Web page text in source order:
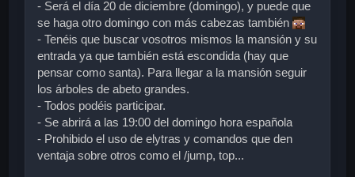
- Será el día 20 de diciembre (domingo), y puede que
se haga otro domingo con más cabezas también
- Tenéis que buscar vosotros mismos la mansión y su
entrada ya que también está escondida (hay que
pensar como santa). Para llegar a la mansión seguir
los árboles de abeto grandes.
- Todos podéis participar.
- Se abrirá a las 19:00 del domingo hora española
- Prohibido el uso de elytras y comandos que den
ventaja sobre otros como el /jump, top...